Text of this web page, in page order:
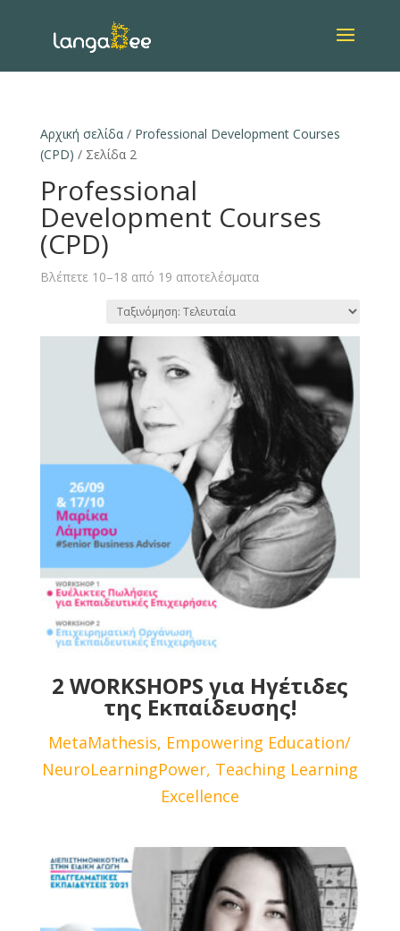
Αρχική σελίδα/ Professional Development Courses
(CPD) / Σελίδα 2
Professional
Development Courses
(CPD)
Βλέπετε 10–18 από 19 αποτελέσματα
2 WORKSHOPS για Ηγέτιδες
της Εκπαίδευσης!
MetaMathesis, Empowering Education/
NeuroLearningPower, Teaching Learning
Excellence